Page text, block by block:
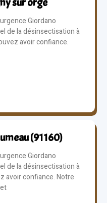
Giordano
de la désinsectisation à
avoir confiance.
(91160)
Giordano
de la désinsectisation à
avoir confiance. Notre